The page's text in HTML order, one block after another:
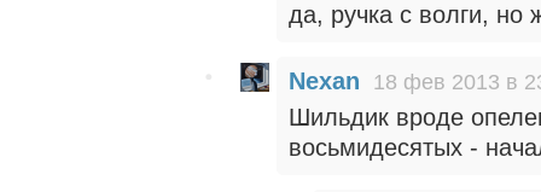
да, ручка с волги,
Nexan 18 фев 2013 в
Шильдик вроде
восьмидесятых -